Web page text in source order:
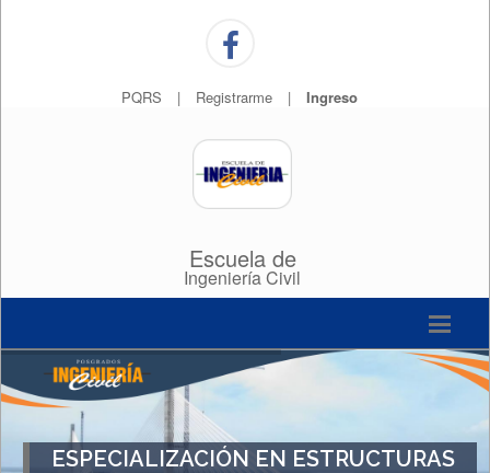
PQRS | Registrarme | Ingreso
Escuela de
Ingeniería Civil
ESPECIALIZACIÓN EN ESTRUCTURAS